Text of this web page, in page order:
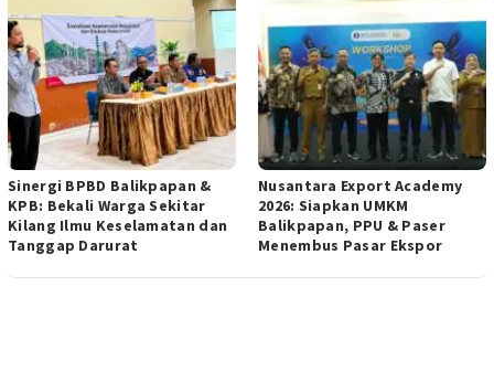
Sinergi BPBD Balikpapan &
KPB: Bekali Warga Sekitar
Kilang Ilmu Keselamatan dan
Tanggap Darurat
Nusantara Export Academy
2026: Siapkan UMKM
Balikpapan, PPU & Paser
Menembus Pasar Ekspor